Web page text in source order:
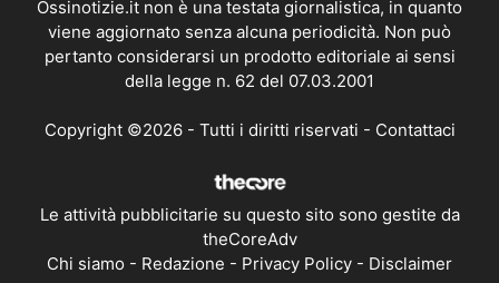
Ossinotizie.it non è una testata giornalistica, in quanto
viene aggiornato senza alcuna periodicità. Non può
pertanto considerarsi un prodotto editoriale ai sensi
della legge n. 62 del 07.03.2001
Copyright ©2026 - Tutti i diritti riservati - Contattaci
Le attività pubblicitarie su questo sito sono gestite da
theCoreAdv
Chi siamo - Redazione - Privacy Policy - Disclaimer